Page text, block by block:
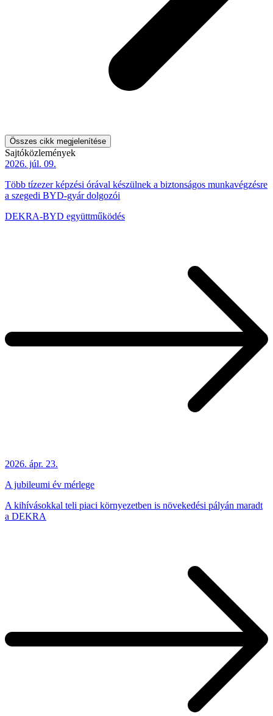
Összes cikk megjelenítése
Sajtóközlemények
2026. júl. 09.
Több tízezer képzési órával készülnek a biztonságos munkavégzésre
a szegedi BYD-gyár dolgozói
DEKRA-BYD együttműködés
2026. ápr. 23.
A jubileumi év mérlege
A kihívásokkal teli piaci környezetben is növekedési pályán maradt
a DEKRA